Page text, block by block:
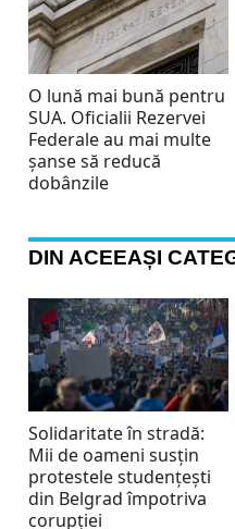
O lună mai bună pentru
SUA. Oficialii Rezervei
Federale au mai multe
șanse să reducă
dobânzile
DIN ACEEAȘI
Solidaritate în stradă:
Mii de oameni susțin
protestele studențești
din Belgrad împotriva
corupției